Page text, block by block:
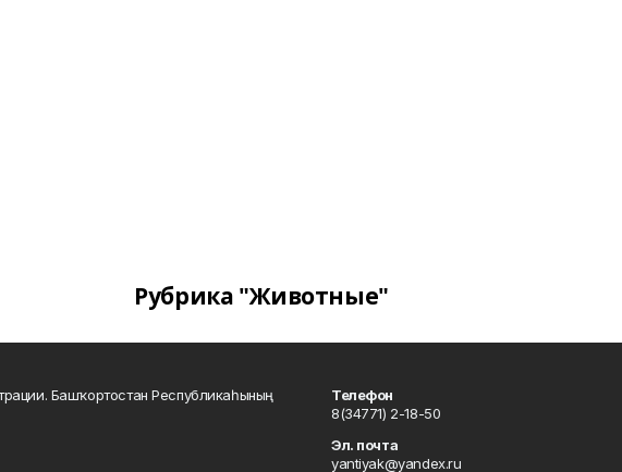
Рубрика "Животные"
Башҡортостан Республикаһының
Телефон
8(34771) 2-18-50
Эл. почта
yantiyak@yandex.ru